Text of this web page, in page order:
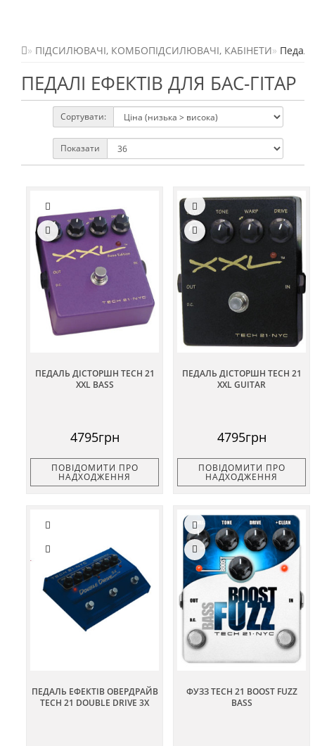
ПІДСИЛЮВАЧІ, КОМБОПІДСИЛЮВАЧІ, КАБІНЕТИ Педалі
ПЕДАЛІ ЕФЕКТІВ ДЛЯ БАС-ГІТАР
Сортувати:
Показати
ПЕДАЛЬ ДІСТОРШН TECH 21
XXL BASS
4795грн
ПОВІДОМИТИ ПРО
НАДХОДЖЕННЯ
ПЕДАЛЬ ДІСТОРШН TECH 21
XXL GUITAR
4795грн
ПОВІДОМИТИ ПРО
НАДХОДЖЕННЯ
ПЕДАЛЬ ЕФЕКТІВ ОВЕРДРАЙВ
TECH 21 DOUBLE DRIVE 3X
ФУЗЗ TECH 21 BOOST FUZZ
BASS